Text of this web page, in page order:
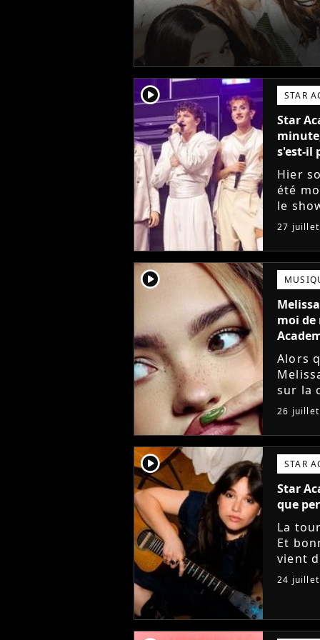
player2 STAR
Star
s'est-il
Hier
été
le
27 juillet
player2
moi de
Alors
sur la
Star
26 juillet
player2 STAR
Star
que
La
Et
vient
24 juillet